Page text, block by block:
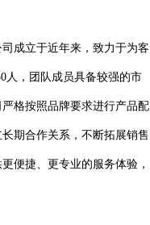
成立于近年来，致力于为客
人，团队成员具备较强的市
格按照品牌要求进行产品配
期合作关系，不断拓展销售
便捷、更专业的服务体验，